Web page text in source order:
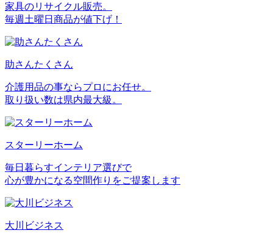
家具のリサイクル販売。
毎週土曜日商品が値下げ！
助さんたくさん
介護用品の事ならプロにお任せ。
取り扱い数は県内最大級。
スターリーホーム
毎日暮らすインテリア選びで
心が豊かになる空間作りをご提案します
大川ビジネス